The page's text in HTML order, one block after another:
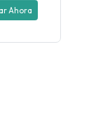
Ahora